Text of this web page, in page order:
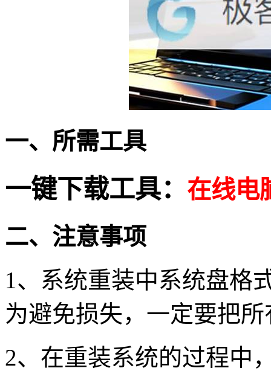
一、所需工具
一键下载工具： 在线电
二、注意事项
1 、系统重装中系统盘格
为避免损失，一定要把
2、在重装系统的过程中